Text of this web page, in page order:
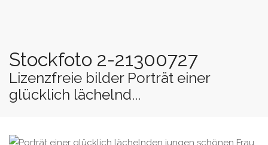
Stockfoto 2-21300727
Lizenzfreie bilder Porträt einer
glücklich lächelnd...